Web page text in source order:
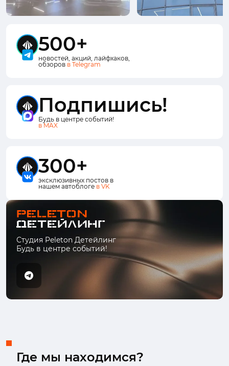
500+
новостей, акций, лайфхаков,
обзоров в Telegram
Подпишись!
Будь в центре событий!
в MAX
300+
эксклюзивных постов в
нашем автоблоге в VK
Студия Peleton Детейлинг
Будь в центре событий!
Где мы находимся?